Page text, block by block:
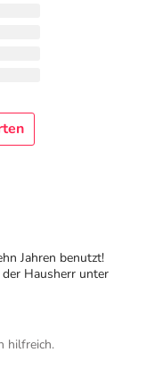
Jahren benutzt!
Hausherr unter
hilfreich.